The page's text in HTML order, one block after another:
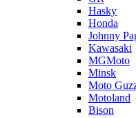
Hasky
Honda
Johnny
Kawasaki
MGMoto
Minsk
Moto
Motoland
Bison